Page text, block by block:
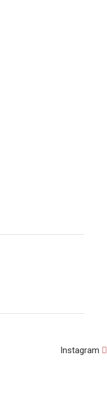
Instagram